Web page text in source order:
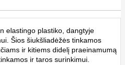
elastingo plastiko, dangtyje
Šios šiukšliadėžės tinkamos
ir kitiems didelį praeinamumą
ir taros surinkimui.